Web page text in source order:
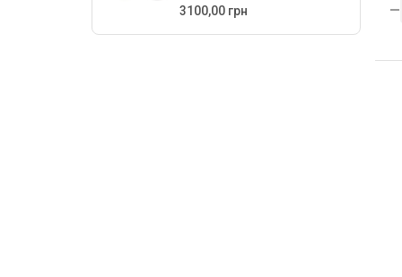
3100,00 грн